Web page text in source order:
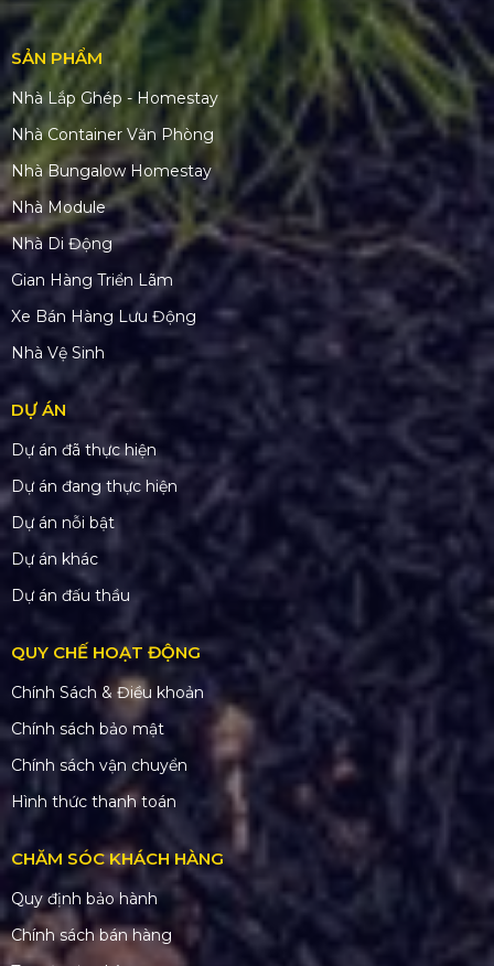
SẢN PHẨM
Nhà Lắp Ghép - Homestay
Nhà Container Văn Phòng
Nhà Bungalow Homestay
Nhà Module
Nhà Di Động
Gian Hàng Triển Lãm
Xe Bán Hàng Lưu Động
Nhà Vệ Sinh
DỰ ÁN
Dự án đã thực hiện
Dự án đang thực hiện
Dự án nỗi bật
Dự án khác
Dự án đấu thầu
QUY CHẾ HOẠT ĐỘNG
Chính Sách & Điều khoản
Chính sách bảo mật
Chính sách vận chuyển
Hình thức thanh toán
CHĂM SÓC KHÁCH HÀNG
Quy định bảo hành
Chính sách bán hàng